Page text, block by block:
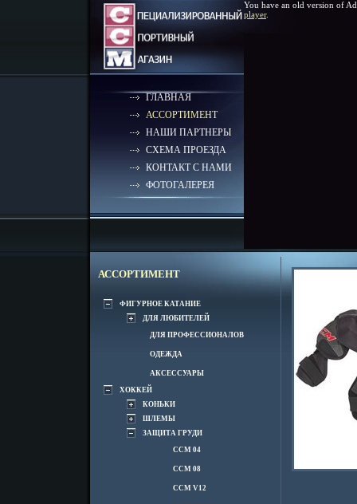
ГЛАВНАЯ
АССОРТИМЕНТ
НАШИ ПАРТНЕРЫ
СХЕМА ПРОЕЗДА
КОНТАКТ С НАМИ
ФОТОГАЛЕРЕЯ
You have an old version of
player.
АССОРТИМЕНТ
ФИГУРНОЕ КАТАНИЕ
ДЛЯ ЛЮБИТЕЛЕЙ
ДЛЯ ПРОФЕССИОНАЛОВ
ОДЕЖДА
АКСЕССУАРЫ
ХОККЕЙ
КОНЬКИ
ШЛЕМЫ
ЗАЩИТА ГРУДИ
CCM 04
CCM 08
CCM V12